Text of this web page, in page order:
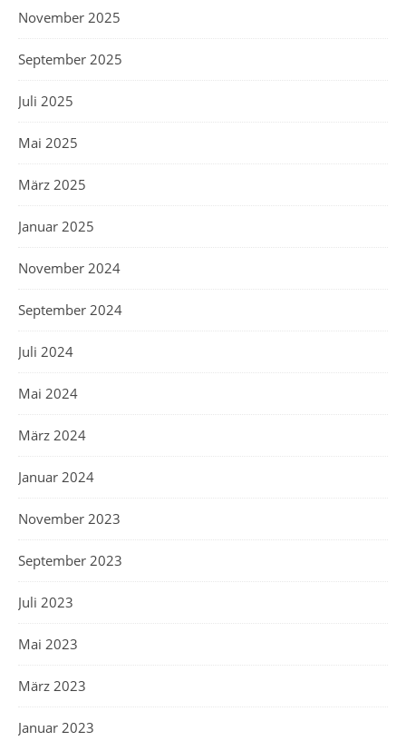
November 2025
September 2025
Juli 2025
Mai 2025
März 2025
Januar 2025
November 2024
September 2024
Juli 2024
Mai 2024
März 2024
Januar 2024
November 2023
September 2023
Juli 2023
Mai 2023
März 2023
Januar 2023